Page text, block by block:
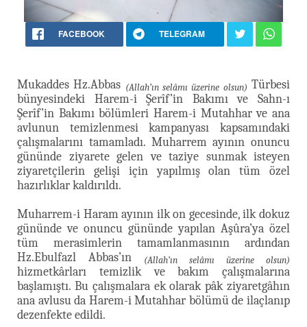
FACEBOOK TELEGRAM
Mukaddes Hz.Abbas (Allah’ın selâmı üzerine olsun) Türbesi
bünyesindeki Harem-i Şerîf’in Bakımı ve Sahn-ı
Şerîf’in Bakımı bölümleri Harem-i Mutahhar ve ana
avlunun temizlenmesi kampanyası kapsamındaki
çalışmalarını tamamladı. Muharrem ayının onuncu
gününde ziyarete gelen ve taziye sunmak isteyen
ziyaretçilerin gelişi için yapılmış olan tüm özel
hazırlıklar kaldırıldı.
Muharrem-i Haram ayının ilk on gecesinde, ilk dokuz
gününde ve onuncu gününde yapılan Aşûra’ya özel
tüm merasimlerin tamamlanmasının ardından
Hz.Ebulfazl Abbas’ın
(Allah’ın selâmı üzerine olsun)
hizmetkârları temizlik ve bakım çalışmalarına
başlamıştı. Bu çalışmalara ek olarak pâk ziyaretgâhın
ana avlusu da Harem-i Mutahhar bölümü de ilaçlanıp
dezenfekte edildi.